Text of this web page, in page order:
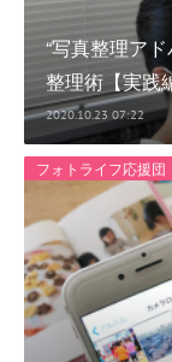
“写真整理ア
整理術【実践
2020.10.23 07:22
フォトライフ応援団